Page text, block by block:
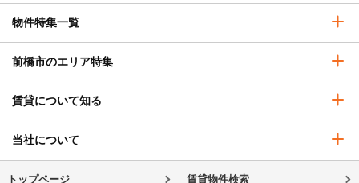
物件特集一覧
前橋市のエリア特集
賃貸について知る
当社について
トップページ 賃貸物件検索